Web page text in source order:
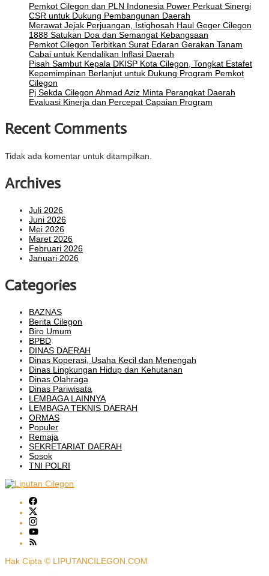
Pemkot Cilegon dan PLN Indonesia Power Perkuat Sinergi
CSR untuk Dukung Pembangunan Daerah
Merawat Jejak Perjuangan, Istighosah Haul Geger Cilegon
1888 Satukan Doa dan Semangat Kebangsaan
Pemkot Cilegon Terbitkan Surat Edaran Gerakan Tanam
Cabai untuk Kendalikan Inflasi Daerah
Pisah Sambut Kepala DKISP Kota Cilegon, Tongkat Estafet
Kepemimpinan Berlanjut untuk Dukung Program Pemkot
Cilegon
Pj Sekda Cilegon Ahmad Aziz Minta Perangkat Daerah
Evaluasi Kinerja dan Percepat Capaian Program
Recent Comments
Tidak ada komentar untuk ditampilkan.
Archives
Juli 2026
Juni 2026
Mei 2026
Maret 2026
Februari 2026
Januari 2026
Categories
BAZNAS
Berita Cilegon
Biro Umum
BPBD
DINAS DAERAH
Dinas Koperasi, Usaha Kecil dan Menengah
Dinas Lingkungan Hidup dan Kehutanan
Dinas Olahraga
Dinas Pariwisata
LEMBAGA LAINNYA
LEMBAGA TEKNIS DAERAH
ORMAS
Populer
Remaja
SEKRETARIAT DAERAH
Sosok
TNI POLRI
Hak Cipta © LIPUTANCILEGON.COM